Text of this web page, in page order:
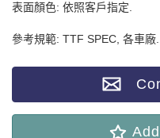
表面顏色: 依照客戶指定.
參考規範: TTF SPEC, 各車廠...